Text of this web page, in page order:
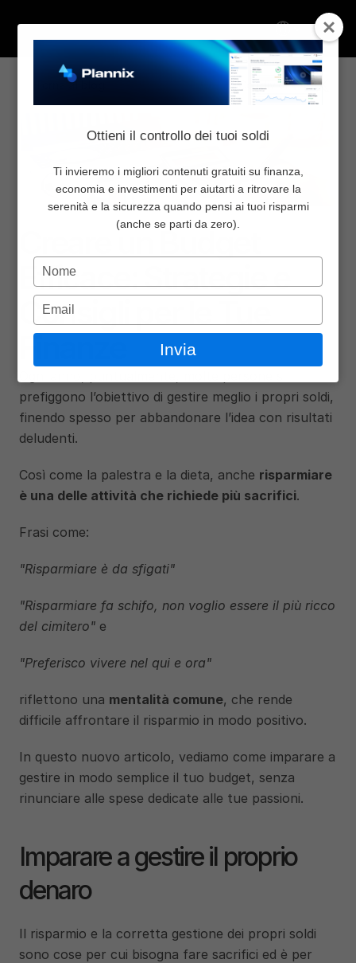
Ottieni il controllo dei tuoi soldi
Ti invieremo i migliori contenuti gratuiti su finanza,
economia e investimenti per aiutarti a ritrovare la
serenità e la sicurezza quando pensi ai tuoi risparmi
(anche se parti da zero).
Digita
il
nome
Digita
l'email
Invia
Select Language
Inizia da qui
Pricing
Contattaci
Accedi
Select Language
Torna al blog Condividi:
27 ago 2024
Creare un Budget
Efficace: Strategie e
Consigli per le Tue
Finanze
prefiggono l’obiettivo di gestire meglio i propri soldi,
finendo spesso per abbandonare l’idea con risultati
deludenti.
Così come la palestra e la dieta, anche risparmiare
è una delle attività che richiede più sacrifici.
Frasi come:
"Risparmiare è da sfigati"
"Risparmiare fa schifo, non voglio essere il più ricco
del cimitero" e
"Preferisco vivere nel qui e ora"
riflettono una mentalità comune, che rende
difficile affrontare il risparmio in modo positivo.
In questo nuovo articolo, vediamo come imparare a
gestire in modo semplice il tuo budget, senza
rinunciare alle spese dedicate alle tue passioni.
Imparare a gestire il proprio
denaro
Il risparmio e la corretta gestione dei propri soldi
sono cose per cui bisogna fare sacrifici ed è per